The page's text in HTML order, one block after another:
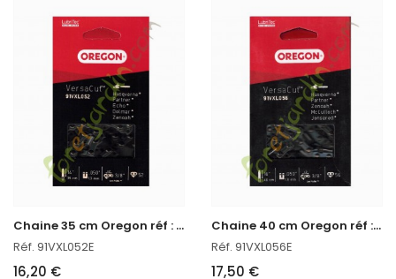
C
haine 35 cm Oregon réf : 91VXL052E
Réf. 91VXL052E
16,20 €
C
haine 40 cm Oregon réf : 91VXL056E
Réf. 91VXL056E
17,50 €